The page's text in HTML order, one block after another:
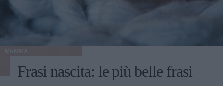
Frasi nascita: le più belle frasi